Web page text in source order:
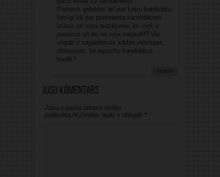
Protams gribētos arī par katru kandidātu,
līdzīgi kā par prezidenta kandidātiem ,
izlasīt arī viņa redzējumu, ko viņš ir
paveicis un ko no viņa sagaidīt? Vai
vispār ir sagaidāmas kādas intervijas,
diskusijas, lai iepazītu kandidātus
tuvāk?
Atbildēt
Jūsu komentārs
Jūsu e-pasta adrese netiks
publicēta.Atzīmētie lauki ir obligāti *